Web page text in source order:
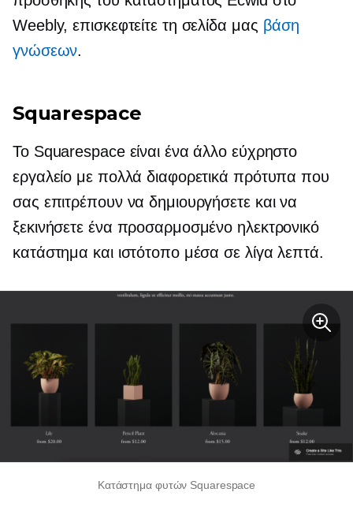
Weebly, επισκεφτείτε τη σελίδα μας βάση
γνώσεων.
Squarespace
Το Squarespace είναι ένα άλλο εύχρηστο
εργαλείο με πολλά διαφορετικά πρότυπα που
σας επιτρέπουν να δημιουργήσετε και να
ξεκινήσετε ένα προσαρμοσμένο ηλεκτρονικό
κατάστημα και ιστότοπο μέσα σε λίγα λεπτά.
Κατάστημα φυτών Squarespace